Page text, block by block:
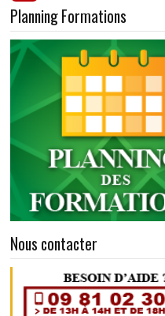
Planning Formations
Nous contacter